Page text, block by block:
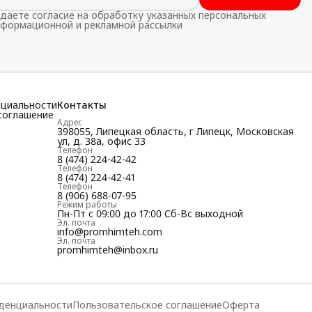
согласие на обработку указанных персональных
и рекламной рассылки
Контакты
Адрес
398055, Липецкая область, г Липецк, Московская
ул, д. 38а, офис 33
Телефон
8 (474) 224-42-42
Телефон
8 (474) 224-42-41
Телефон
8 (906) 688-07-95
Режим работы
Пн-Пт с 09:00 до 17:00 Сб-Вс выходной
Эл. почта
info@promhimteh.com
Эл. почта
promhimteh@inbox.ru
Пользовательское соглашениеОферта